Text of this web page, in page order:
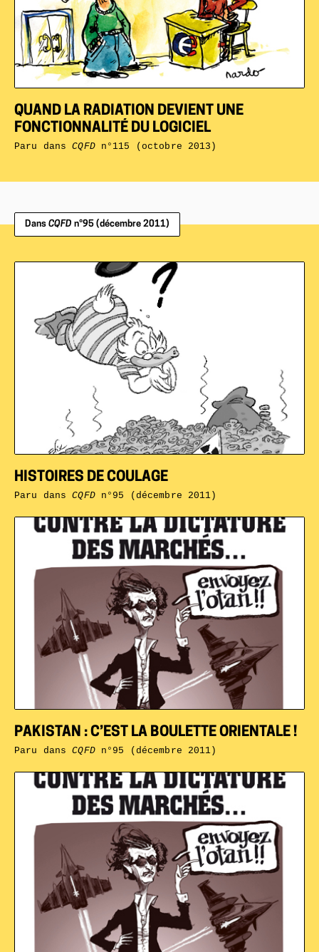
QUAND LA RADIATION DEVIENT UNE
FONCTIONNALITÉ DU LOGICIEL
Paru dansCQFDn°115 (octobre 2013)
Dans CQFD n°95 (décembre 2011)
PAKISTAN : C’EST LA BOULETTE ORIENTALE !
Paru dansCQFDn°95 (décembre 2011)
HISTOIRES DE COULAGE
Paru dansCQFDn°95 (décembre 2011)